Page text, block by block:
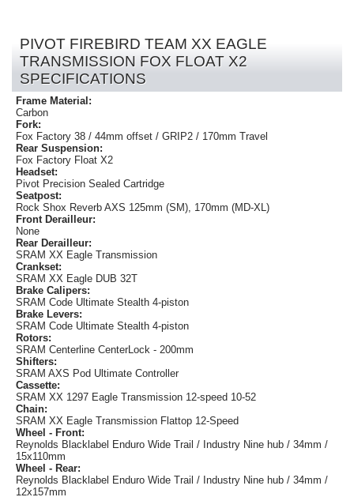
PIVOT FIREBIRD TEAM XX EAGLE
TRANSMISSION FOX FLOAT X2
SPECIFICATIONS
Frame Material:
Carbon
Fork:
Fox Factory 38 / 44mm offset / GRIP2 / 170mm Travel
Rear Suspension:
Fox Factory Float X2
Headset:
Pivot Precision Sealed Cartridge
Seatpost:
Rock Shox Reverb AXS 125mm (SM), 170mm (MD-XL)
Front Derailleur:
None
Rear Derailleur:
SRAM XX Eagle Transmission
Crankset:
SRAM XX Eagle DUB 32T
Brake Calipers:
SRAM Code Ultimate Stealth 4-piston
Brake Levers:
SRAM Code Ultimate Stealth 4-piston
Rotors:
SRAM Centerline CenterLock - 200mm
Shifters:
SRAM AXS Pod Ultimate Controller
Cassette:
SRAM XX 1297 Eagle Transmission 12-speed 10-52
Chain:
SRAM XX Eagle Transmission Flattop 12-Speed
Wheel - Front:
Reynolds Blacklabel Enduro Wide Trail / Industry Nine hub / 34mm /
15x110mm
Wheel - Rear:
Reynolds Blacklabel Enduro Wide Trail / Industry Nine hub / 34mm /
12x157mm